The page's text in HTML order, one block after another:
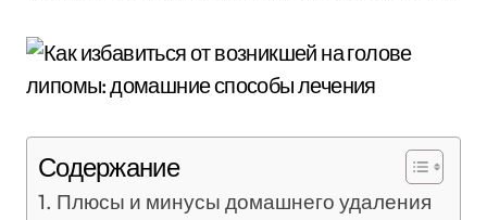
Содержание
Плюсы и минусы домашнего удаления